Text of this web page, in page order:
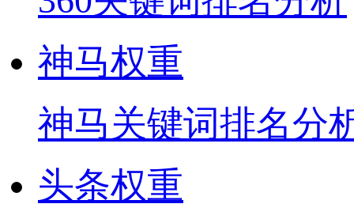
神马权重
神马关键词排名分
头条权重